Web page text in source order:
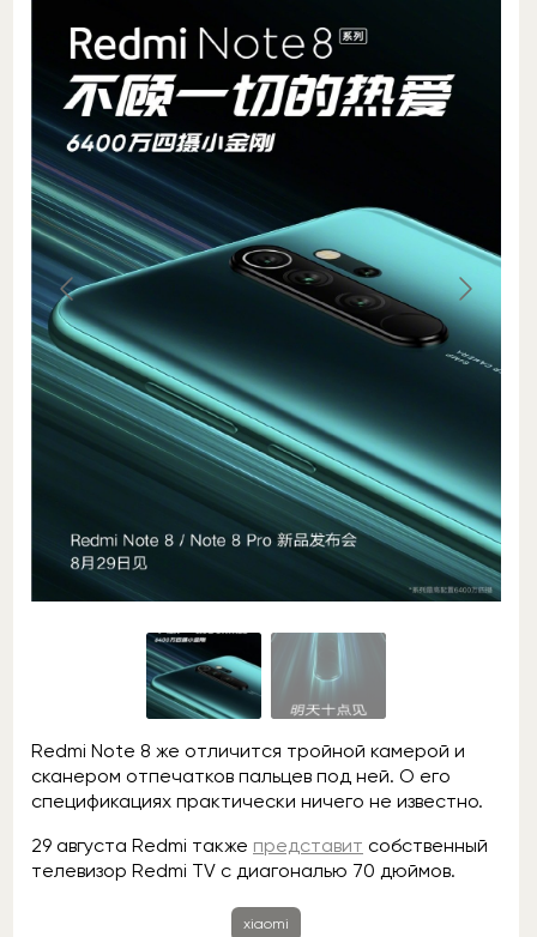
Redmi Note 8 же отличится тройной камерой и
сканером отпечатков пальцев под ней. О его
спецификациях практически ничего не известно.
29 августа Redmi также представит собственный
телевизор Redmi TV с диагональю 70 дюймов.
xiaomi